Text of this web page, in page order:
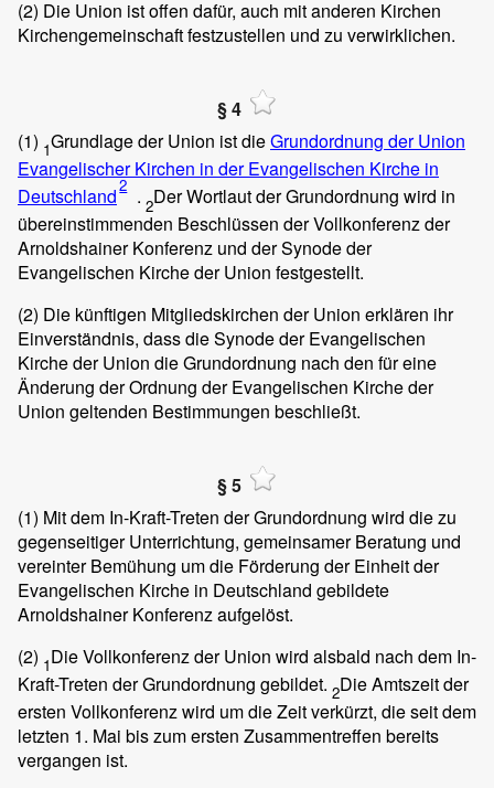
(2) Die Union ist offen dafür, auch mit anderen Kirchen
Kirchengemeinschaft festzustellen und zu verwirklichen.
§ 4
(1) 1Grundlage der Union ist dieGrundordnung der Union
Evangelischer Kirchen in der Evangelischen Kirche in
Deutschland2 . 2Der Wortlaut der Grundordnung wird in
übereinstimmenden Beschlüssen der Vollkonferenz der
Arnoldshainer Konferenz und der Synode der
Evangelischen Kirche der Union festgestellt.
(2) Die künftigen Mitgliedskirchen der Union erklären ihr
Einverständnis, dass die Synode der Evangelischen
Kirche der Union die Grundordnung nach den für eine
Änderung der Ordnung der Evangelischen Kirche der
Union geltenden Bestimmungen beschließt.
§ 5
(1) Mit dem In-Kraft-Treten der Grundordnung wird die zu
gegenseitiger Unterrichtung, gemeinsamer Beratung und
vereinter Bemühung um die Förderung der Einheit der
Evangelischen Kirche in Deutschland gebildete
Arnoldshainer Konferenz aufgelöst.
(2) 1Die Vollkonferenz der Union wird alsbald nach dem In-
Kraft-Treten der Grundordnung gebildet. 2Die Amtszeit der
ersten Vollkonferenz wird um die Zeit verkürzt, die seit dem
letzten 1. Mai bis zum ersten Zusammentreffen bereits
vergangen ist.